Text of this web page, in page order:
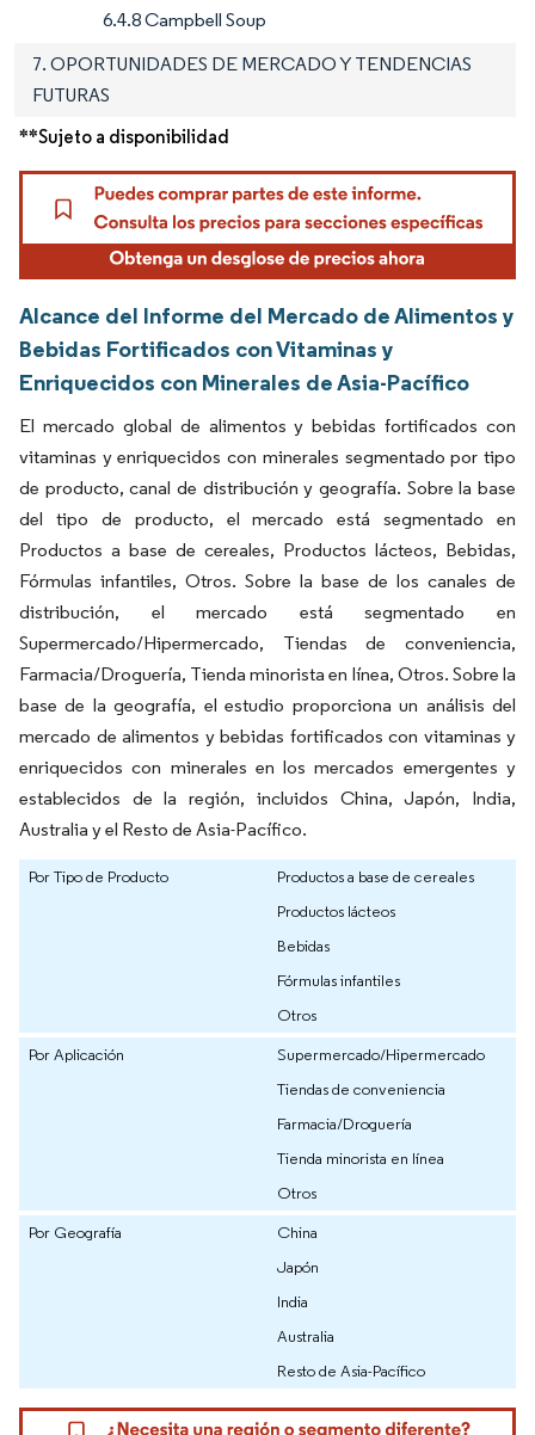
6.4.8 Campbell Soup
7. OPORTUNIDADES DE MERCADO Y TENDENCIAS
FUTURAS
**Sujeto a disponibilidad
Alcance del Informe del Mercado de Alimentos y
Bebidas Fortificados con Vitaminas y
Enriquecidos con Minerales de Asia-Pacífico
El mercado global de alimentos y bebidas fortificados con
vitaminas y enriquecidos con minerales segmentado por tipo
de producto, canal de distribución y geografía. Sobre la base
del tipo de producto, el mercado está segmentado en
Productos a base de cereales, Productos lácteos, Bebidas,
Fórmulas infantiles, Otros. Sobre la base de los canales de
distribución, el mercado está segmentado en
Supermercado/Hipermercado, Tiendas de conveniencia,
Farmacia/Droguería, Tienda minorista en línea, Otros. Sobre la
base de la geografía, el estudio proporciona un análisis del
mercado de alimentos y bebidas fortificados con vitaminas y
enriquecidos con minerales en los mercados emergentes y
establecidos de la región, incluidos China, Japón, India,
Australia y el Resto de Asia-Pacífico.
Por Tipo de Producto
Productos a base de cereales
Productos lácteos
Bebidas
Fórmulas infantiles
Otros
Por Aplicación
Supermercado/Hipermercado
Tiendas de conveniencia
Farmacia/Droguería
Tienda minorista en línea
Otros
Por Geografía
China
Japón
India
Australia
Resto de Asia-Pacífico